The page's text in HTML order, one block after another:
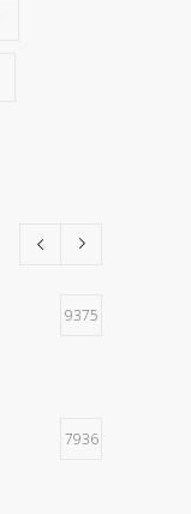
9375
7936